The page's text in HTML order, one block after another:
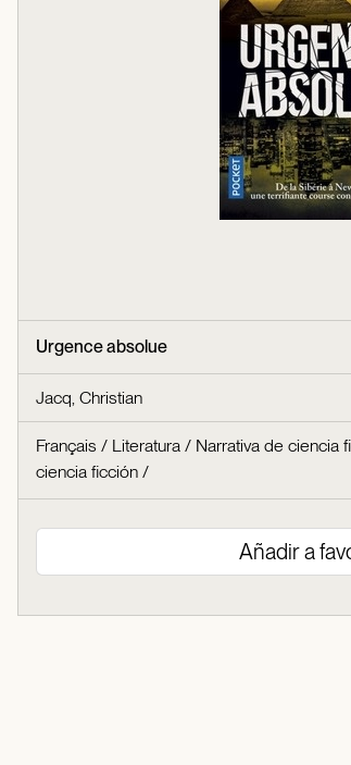
Urgence absolue
Jacq, Christian
Français / Literatura / Narrativa de ciencia
ciencia ficción /
Añadir a